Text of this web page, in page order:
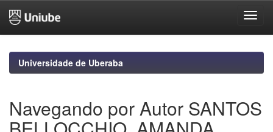
navigationUniversidade de Uberaba
Navegando por Autor SANTOS